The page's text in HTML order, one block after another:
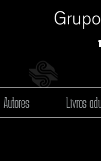
Autores Livros